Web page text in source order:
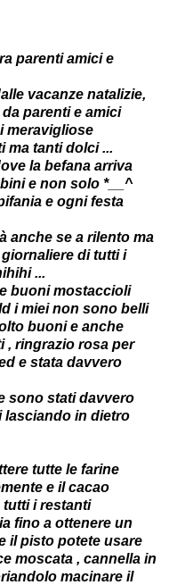
parenti amici e
vacanze natalizie,
parenti e amici
meravigliose
ma tanti dolci ...
la befana arriva
e non solo *__^
e ogni festa
anche se a rilento ma
di tutti i
...
buoni mostaccioli
i miei non sono belli
buoni e anche
, ringrazio rosa per
e stata davvero
sono stati davvero
lasciando in dietro
tutte le farine
e il cacao
tutti i restanti
fino a ottenere un
il pisto potete usare
moscata , cannella in
macinare il